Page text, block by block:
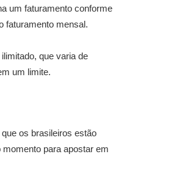
um faturamento conforme
faturamento mensal.
que varia de
um limite.
os brasileiros estão
para apostar em